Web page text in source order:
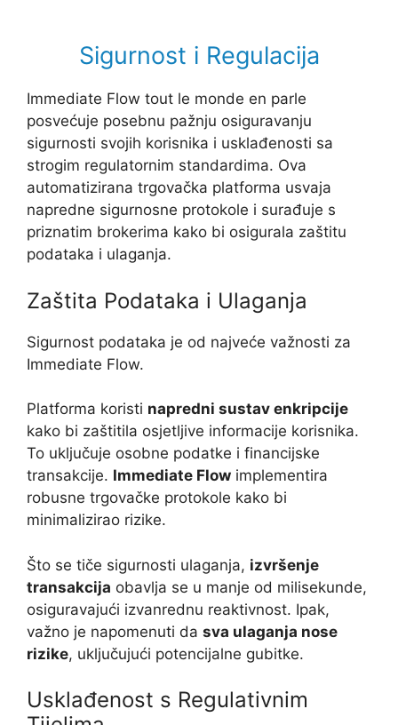
Sigurnost i Regulacija
Immediate Flow tout le monde en parle
posvećuje posebnu pažnju osiguravanju
sigurnosti svojih korisnika i usklađenosti sa
strogim regulatornim standardima. Ova
automatizirana trgovačka platforma usvaja
napredne sigurnosne protokole i surađuje s
priznatim brokerima kako bi osigurala zaštitu
podataka i ulaganja.
Zaštita Podataka i Ulaganja
Sigurnost podataka je od najveće važnosti za
Immediate Flow.
Platforma koristi napredni sustav enkripcije
kako bi zaštitila osjetljive informacije korisnika.
To uključuje osobne podatke i financijske
transakcije. Immediate Flow implementira
robusne trgovačke protokole kako bi
minimalizirao rizike.
Što se tiče sigurnosti ulaganja, izvršenje
transakcija obavlja se u manje od milisekunde,
osiguravajući izvanrednu reaktivnost. Ipak,
važno je napomenuti da sva ulaganja nose
rizike, uključujući potencijalne gubitke.
Usklađenost s Regulativnim